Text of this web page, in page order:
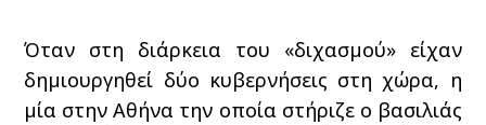
Όταν στη διάρκεια του «διχασμού» είχαν
δημιουργηθεί δύο κυβερνήσεις στη χώρα, η
μία στην Αθήνα την οποία στήριζε ο βασιλιάς